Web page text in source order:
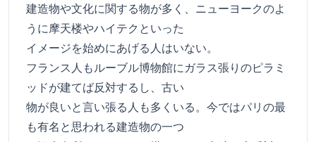
建造物や文化に関する物が多く、ニューヨークのよ
うに摩天楼やハイテクといった
イメージを始めにあげる人はいない。
フランス人もルーブル博物館にガラス張りのピラミ
ッドが建てば反対するし、古い
物が良いと言い張る人も多くいる。今ではパリの最
も有名と思われる建造物の一つ